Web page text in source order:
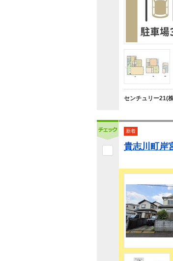
センチュリー21(
新着
貴志川町岸